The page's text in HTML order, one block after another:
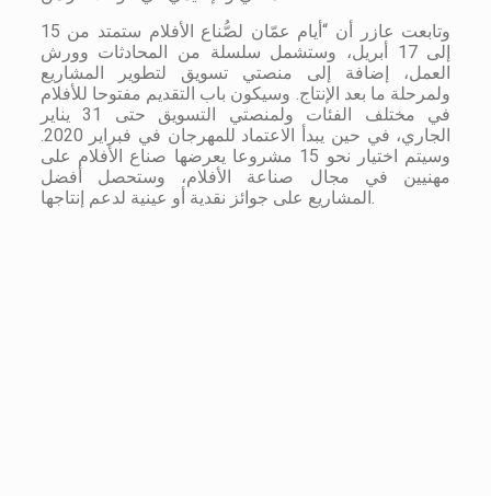
وتابعت عازر أن “أيام عمّان لصُّناع الأفلام ستمتد من 15
إلى 17 أبريل، وستشمل سلسلة من المحادثات وورش
العمل، إضافة إلى منصتي تسويق لتطوير المشاريع
ولمرحلة ما بعد الإنتاج. وسيكون باب التقديم مفتوحا للأفلام
في مختلف الفئات ولمنصتي التسويق حتى 31 يناير
الجاري، في حين يبدأ الاعتماد للمهرجان في فبراير 2020.
وسيتم اختيار نحو 15 مشروعا يعرضها صناع الأفلام على
مهنيين في مجال صناعة الأفلام، وستحصل أفضل
المشاريع على جوائز نقدية أو عينية لدعم إنتاجها.